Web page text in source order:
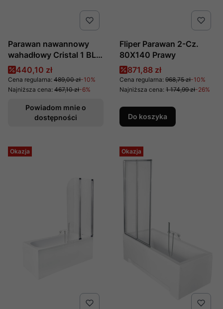
Parawan nawannowy
wahadłowy Cristal 1 BL
Novoterm
Cena promocyjna
440,10 zł
Cena regularna: 489,00 zł-10%
Najniższa cena: 467,10 zł-6%
Powiadom mnie o
dostępności
Fliper Parawan 2-Cz.
80X140 Prawy
Cena promocyjna
871,88 zł
Cena regularna: 968,75 zł-10%
Najniższa cena: 1 174,99 zł-26%
Do koszyka
Okazja Okazja